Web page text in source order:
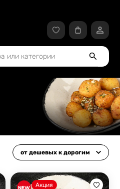
от дешевых к дорогим
Акция